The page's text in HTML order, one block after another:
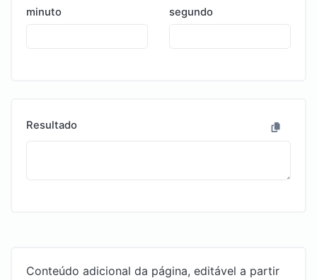
minuto segundo
Resultado
Conteúdo adicional da página, editável a partir